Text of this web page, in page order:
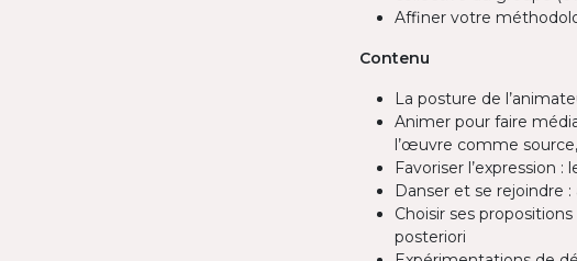
Affiner votre
Contenu
La posture de
Animer pour faire
l’œuvre comme
Favoriser l’expression
Danser et se rejoindre
Choisir ses
posteriori